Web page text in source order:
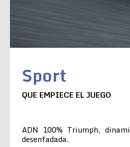
Sport
QUE EMPIECE EL JUEGO
ADN 100% Triumph,
desenfadada.